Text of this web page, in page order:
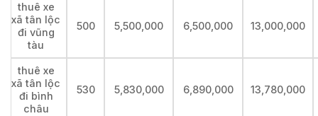
thuê xe
xã tân lộc
đi vũng
tàu
500 5,500,000 6,500,000 13,000,000
thuê xe
xã tân lộc
đi bình
châu
530 5,830,000 6,890,000 13,780,000